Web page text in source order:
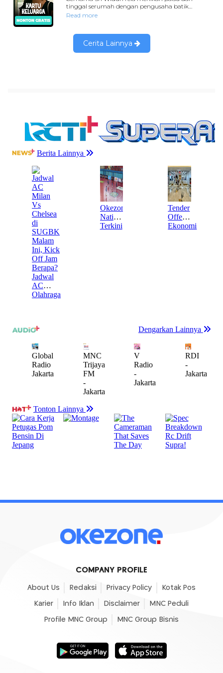
COMPANY PROFILE
About Us Redaksi Privacy Policy Kotak Pos
Karier Info Iklan Disclaimer MNC Peduli
Profile MNC Group MNC Group Bisnis